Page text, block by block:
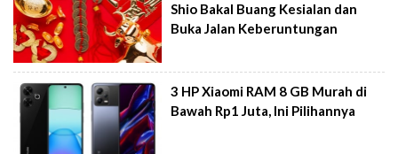
Shio Bakal Buang Kesialan dan
Buka Jalan Keberuntungan
3 HP Xiaomi RAM 8 GB Murah di
Bawah Rp1 Juta, Ini Pilihannya